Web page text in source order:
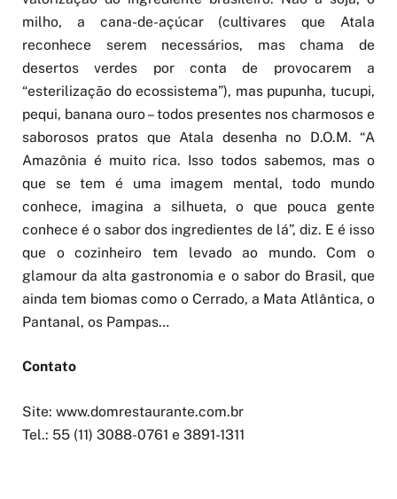
milho, a cana-de-açúcar (cultivares que Atala
reconhece serem necessários, mas chama de
desertos verdes por conta de provocarem a
“esterilização do ecossistema”), mas pupunha, tucupi,
pequi, banana ouro – todos presentes nos charmosos e
saborosos pratos que Atala desenha no D.O.M. “A
Amazônia é muito rica. Isso todos sabemos, mas o
que se tem é uma imagem mental, todo mundo
conhece, imagina a silhueta, o que pouca gente
conhece é o sabor dos ingredientes de lá”, diz. E é isso
que o cozinheiro tem levado ao mundo. Com o
glamour da alta gastronomia e o sabor do Brasil, que
ainda tem biomas como o Cerrado, a Mata Atlântica, o
Pantanal, os Pampas…
Contato
Site: www.domrestaurante.com.br
Tel.: 55 (11) 3088-0761 e 3891-1311